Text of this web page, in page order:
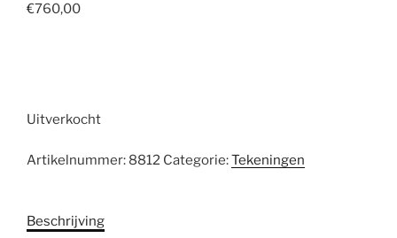
€760,00
Uitverkocht
Artikelnummer: 8812 Categorie:Tekeningen
Beschrijving